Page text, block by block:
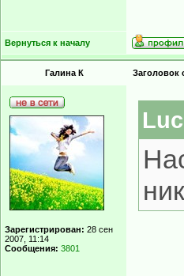
Вернуться к началу
Галина К Заголовок
Зарегистрирован: 28 сен
2007, 11:14
Сообщения: 3801